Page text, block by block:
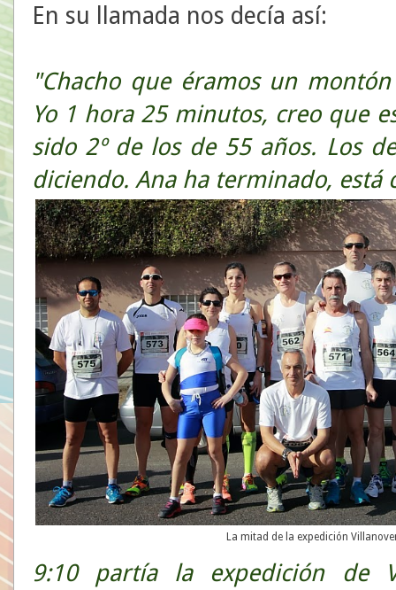
En su llamada nos decía así:
"Chacho que éramos un
Yo 1 hora 25 minutos, creo que
sido 2º de los de 55 años. Los
diciendo. Ana ha terminado,
La mitad de la expedición
9:10 partía la expedición de